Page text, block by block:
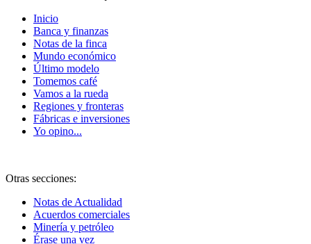
Inicio
Banca y finanzas
Notas de la finca
Mundo económico
Último modelo
Tomemos café
Vamos a la rueda
Regiones y fronteras
Fábricas e inversiones
Yo opino...
Otras secciones:
Notas de Actualidad
Acuerdos comerciales
Minería y petróleo
Érase una vez